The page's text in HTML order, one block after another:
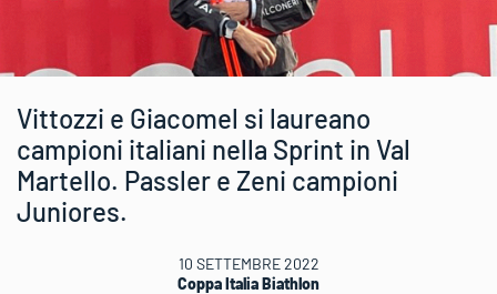
Vittozzi e Giacomel si laureano
campioni italiani nella Sprint in Val
Martello. Passler e Zeni campioni
Juniores.
10 SETTEMBRE 2022
Coppa Italia Biathlon